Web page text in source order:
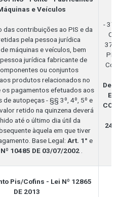
e Veículos
das contribuições ao PIS e da
pela pessoa jurídica
máquinas e veículos, bem
jurídica fabricante de
ou conjuntos
produtos relacionados no
os pagamentos efetuados aos
autopeças - §§ 3º, 4º, 5º e
retido na quinzena deverá
até o último dia útil da
àquela em que tiver
Base Legal: Art. 1° e
10485 DE 03/07/2002.
-
24/
Pis/Cofins - Lei Nº 12865
DE 2013